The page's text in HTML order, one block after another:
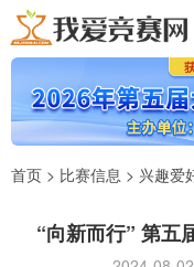
首页 > 比赛信息 > 兴趣爱
“向新而行” 第五